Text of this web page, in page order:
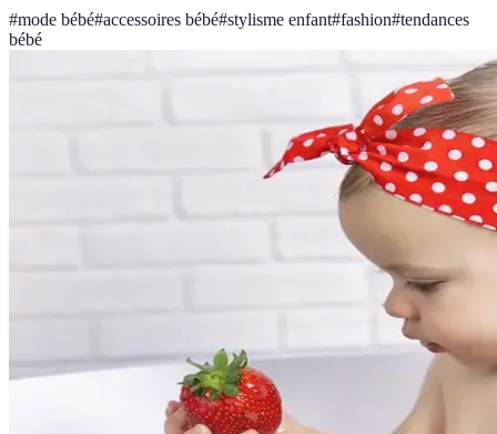
#mode bébé#accessoires bébé#stylisme enfant#fashion#tendances
bébé